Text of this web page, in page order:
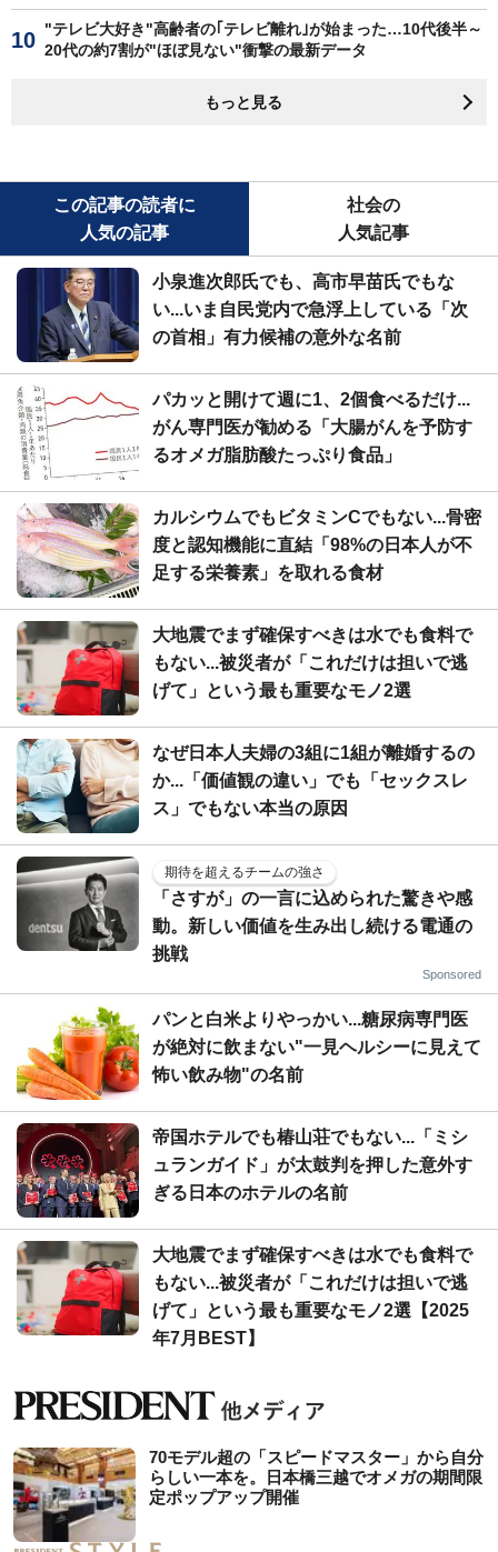
"テレビ大好き"高齢者の｢テレビ離れ｣が始まった…10代後半～
20代の約7割が"ほぼ見ない"衝撃の最新データ
もっと見る
この記事の読者に
人気の記事
社会の
人気記事
小泉進次郎氏でも、高市早苗氏でもな
い...いま自民党内で急浮上している「次
の首相」有力候補の意外な名前
パカッと開けて週に1、2個食べるだけ...
がん専門医が勧める「大腸がんを予防す
るオメガ脂肪酸たっぷり食品」
カルシウムでもビタミンCでもない...骨密
度と認知機能に直結「98%の日本人が不
足する栄養素」を取れる食材
大地震でまず確保すべきは水でも食料で
もない...被災者が「これだけは担いで逃
げて」という最も重要なモノ2選
なぜ日本人夫婦の3組に1組が離婚するの
か...「価値観の違い」でも「セックスレ
ス」でもない本当の原因
期待を超えるチームの強さ
「さすが」の一言に込められた驚きや感
動。新しい価値を生み出し続ける電通の
挑戦
Sponsored
パンと白米よりやっかい...糖尿病専門医
が絶対に飲まない"一見ヘルシーに見えて
怖い飲み物"の名前
帝国ホテルでも椿山荘でもない...「ミシ
ュランガイド」が太鼓判を押した意外す
ぎる日本のホテルの名前
大地震でまず確保すべきは水でも食料で
もない...被災者が「これだけは担いで逃
げて」という最も重要なモノ2選【2025
年7月BEST】
70モデル超の「スピードマスター」から自分
らしい一本を。日本橋三越でオメガの期間限
定ポップアップ開催